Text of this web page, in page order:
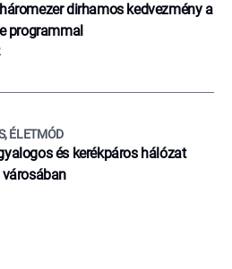
dirhamos kedvezmény a
programmal
ÉLETMÓD
és kerékpáros hálózat